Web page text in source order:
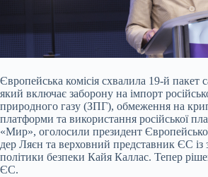
Європейська комісія схвалила 19-й пакет
який включає заборону на імпорт
природного газу (ЗПГ), обмеження на
платформи та використання російської
«Мир», оголосили президент
дер Ляєн та верховний представник ЄС із
політики безпеки Кайя Каллас. Тепер
ЄС.